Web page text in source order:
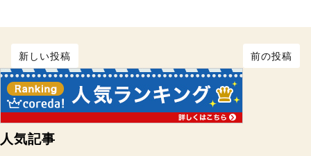
新しい投稿 前の投稿
人気記事